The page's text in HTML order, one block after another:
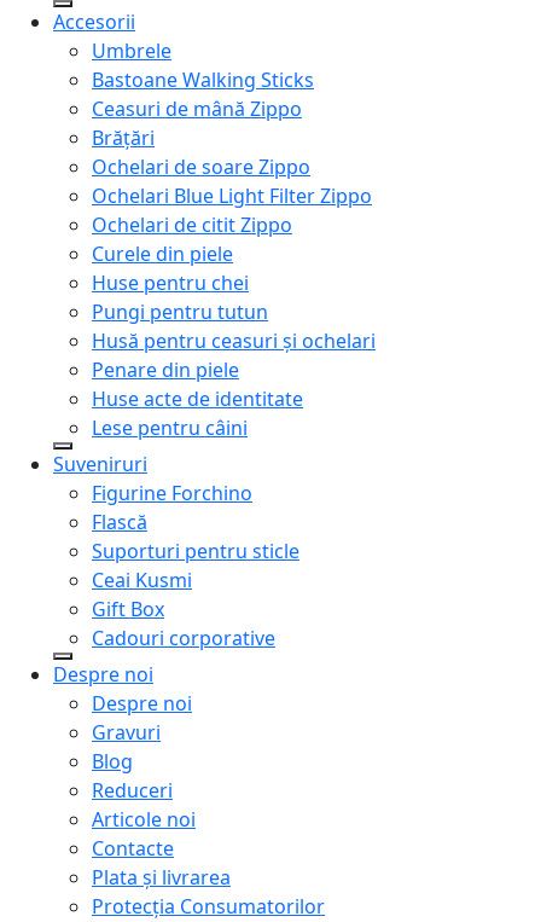
Accesorii
Umbrele
Bastoane Walking Sticks
Ceasuri de mână Zippo
Brățări
Ochelari de soare Zippo
Ochelari Blue Light Filter Zippo
Ochelari de citit Zippo
Curele din piele
Huse pentru chei
Pungi pentru tutun
Husă pentru ceasuri și ochelari
Penare din piele
Huse acte de identitate
Lese pentru câini
Suveniruri
Figurine Forchino
Flască
Suporturi pentru sticle
Ceai Kusmi
Gift Box
Cadouri corporative
Despre noi
Despre noi
Gravuri
Blog
Reduceri
Articole noi
Contacte
Plata și livrarea
Protecţia Consumatorilor